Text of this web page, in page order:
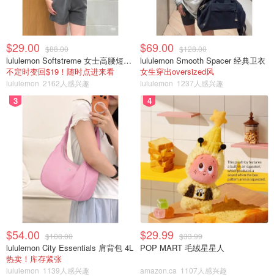
$29.00 $88.00
lululemon Softstreme 女士高腰短裤 10cm
不定时变回$19！随时点进来看
lululemon 2162人感兴趣
$69.00 $128.00
lululemon Smooth Spacer 经典卫衣
女生穿出oversized风
lululemon 1237人感兴趣
3
$54.00 $108.00
lululemon City Essentials 肩背包 4L
热卖！库存紧张
lululemon 1139人感兴趣
4
$29.99 $33.99
POP MART 毛绒星星人
amazon.ca 1107人感兴趣